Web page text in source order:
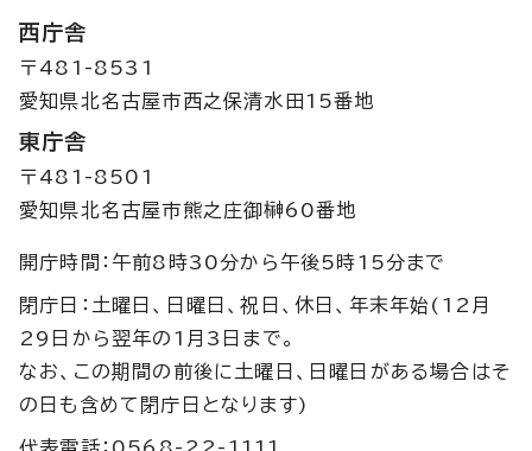
西庁舎
〒481-8531
愛知県北名古屋市西之保清水田15番地
東庁舎
〒481-8501
愛知県北名古屋市熊之庄御榊60番地
開庁時間：午前8時30分から午後5時15分まで
閉庁日：土曜日、日曜日、祝日、休日、年末年始(12月
29日から翌年の1月3日まで。
なお、この期間の前後に土曜日、日曜日がある場合はそ
の日も含めて閉庁日となります)